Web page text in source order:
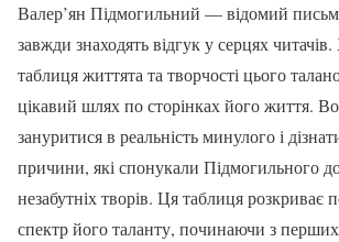
Валер’ян Підмогильний — відомий
завжди знаходять відгук у серцях
таблиця життята та творчості цього
цікавий шлях по сторінках його життя.
зануритися в реальність минулого і
причини, які спонукали Підмогильного
незабутніх творів. Ця таблиця розкриває
спектр його таланту, починаючи з